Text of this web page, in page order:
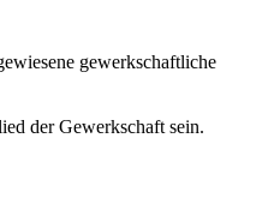
gewerkschaftliche
der Gewerkschaft sein.